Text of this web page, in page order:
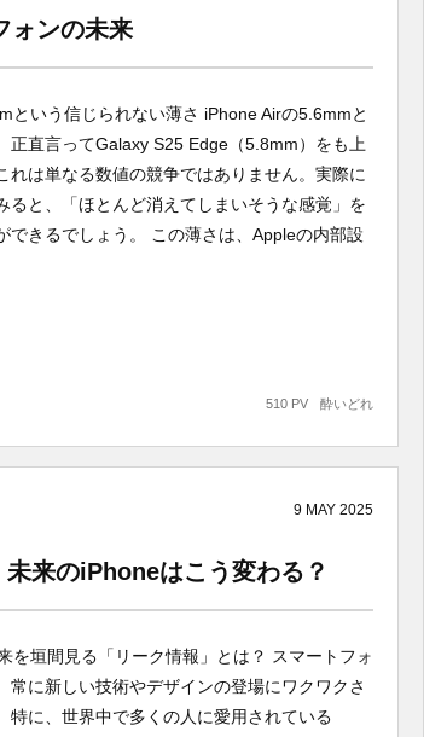
ォンの未来
という信じられない薄さ iPhone Airの5.6mmと
正直言ってGalaxy S25 Edge（5.8mm）をも上
れは単なる数値の競争ではありません。実際に
ると、「ほとんど消えてしまいそうな感覚」を
できるでしょう。 この薄さは、Appleの内部設
酔いどれ
510 PV
9 MAY 2025
来のiPhoneはこう変わる？
を垣間見る「リーク情報」とは？ スマートフォ
常に新しい技術やデザインの登場にワクワクさ
特に、世界中で多くの人に愛用されている